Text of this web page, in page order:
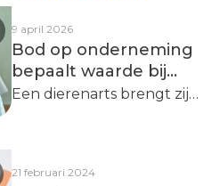
9 april 2026
Bod op onderneming
bepaalt waarde bij
inbreng
Een dierenarts brengt zijn
€ 400.000. Kort daarvoor
21 februari 2024